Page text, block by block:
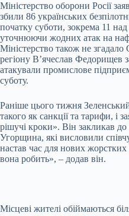
Міністерство оборони Росії
збили 86 українських
початку суботи, зокрема 11
уточнюючи жодних атак на
Міністерство також не
регіону В’ячеслав Федорищев
атакували промислове
суботу.
Раніше цього тижня
такого як санкції та тарифи, і
рішучі кроки». Він закликав до
Угорщина, які висловили
настав час для нових жорстких
вона робить», – додав він.
Місцеві жителі обіймаються